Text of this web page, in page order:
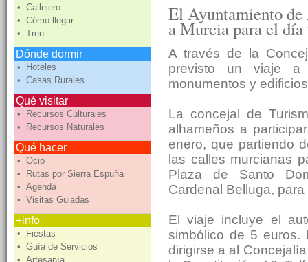
• Callejero
• Cómo llegar
• Tren
Dónde dormir
• Hoteles
• Casas Rurales
Qué visitar
• Recursos Culturales
• Recursos Naturales
Qué hacer
• Ocio
• Rutas por Sierra Espuña
• Agenda
• Visitas Guiadas
+info
• Fiestas
• Guía de Servicios
• Artesanía
El Ayuntamiento
a Murcia para el
A través de la
previsto un viaje
monumentos y
La concejal de
alhameños a
enero, que partiendo
las calles murcianas
Plaza de Santo
Cardenal Belluga,
El viaje incluye el
simbólico de 5 euros.
dirigirse a al